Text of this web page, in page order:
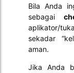
Bila Anda
sebagai
aplikator/
sekadar
aman.
Jika Anda